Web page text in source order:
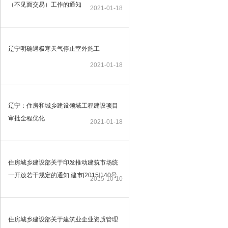
（不见面交易）工作的通知
2021-01-18
辽宁明确遇极寒天气停止室外施工
2021-01-18
辽宁：住房和城乡建设领域工程建设项目
审批全程优化
2021-01-18
住房城乡建设部关于印发推动建筑市场统
一开放若干规定的通知 建市[2015]140号
2015-10-10
住房城乡建设部关于建筑业企业资质管理